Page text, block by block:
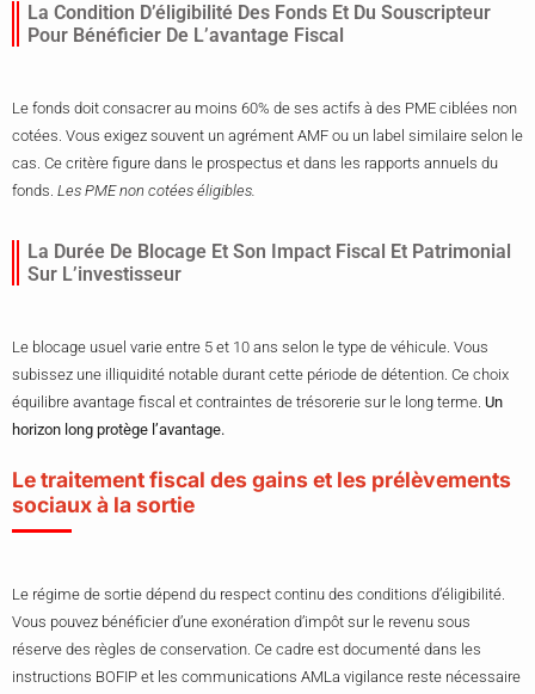
La Condition D’éligibilité Des Fonds Et Du Souscripteur
Pour Bénéficier De L’avantage Fiscal
Le fonds doit consacrer au moins 60% de ses actifs à des PME ciblées non
cotées. Vous exigez souvent un agrément AMF ou un label similaire selon le
cas. Ce critère figure dans le prospectus et dans les rapports annuels du
fonds. Les PME non cotées éligibles.
La Durée De Blocage Et Son Impact Fiscal Et Patrimonial
Sur L’investisseur
Le blocage usuel varie entre 5 et 10 ans selon le type de véhicule. Vous
subissez une illiquidité notable durant cette période de détention. Ce choix
équilibre avantage fiscal et contraintes de trésorerie sur le long terme. Un
horizon long protège l’avantage.
Le traitement fiscal des gains et les prélèvements
sociaux à la sortie
Le régime de sortie dépend du respect continu des conditions d’éligibilité.
Vous pouvez bénéficier d’une exonération d’impôt sur le revenu sous
réserve des règles de conservation. Ce cadre est documenté dans les
instructions BOFIP et les communications AMLa vigilance reste nécessaire